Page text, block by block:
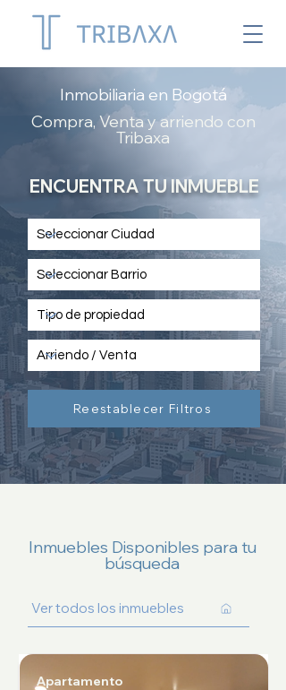
Inmobiliaria en Bogotá
Compra, Venta y arriendo con
Tribaxa
ENCUENTRA TU INMUEBLE
Reestablecer Filtros
Inmuebles Disponibles para tu
búsqueda
Ver todos los inmuebles
Apartamento